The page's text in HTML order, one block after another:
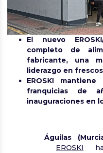
El nuevo
completo de
fabricante, una
liderazgo en frescos
EROSKI
franquicias de
inauguraciones en
Águilas
EROSKI
ha